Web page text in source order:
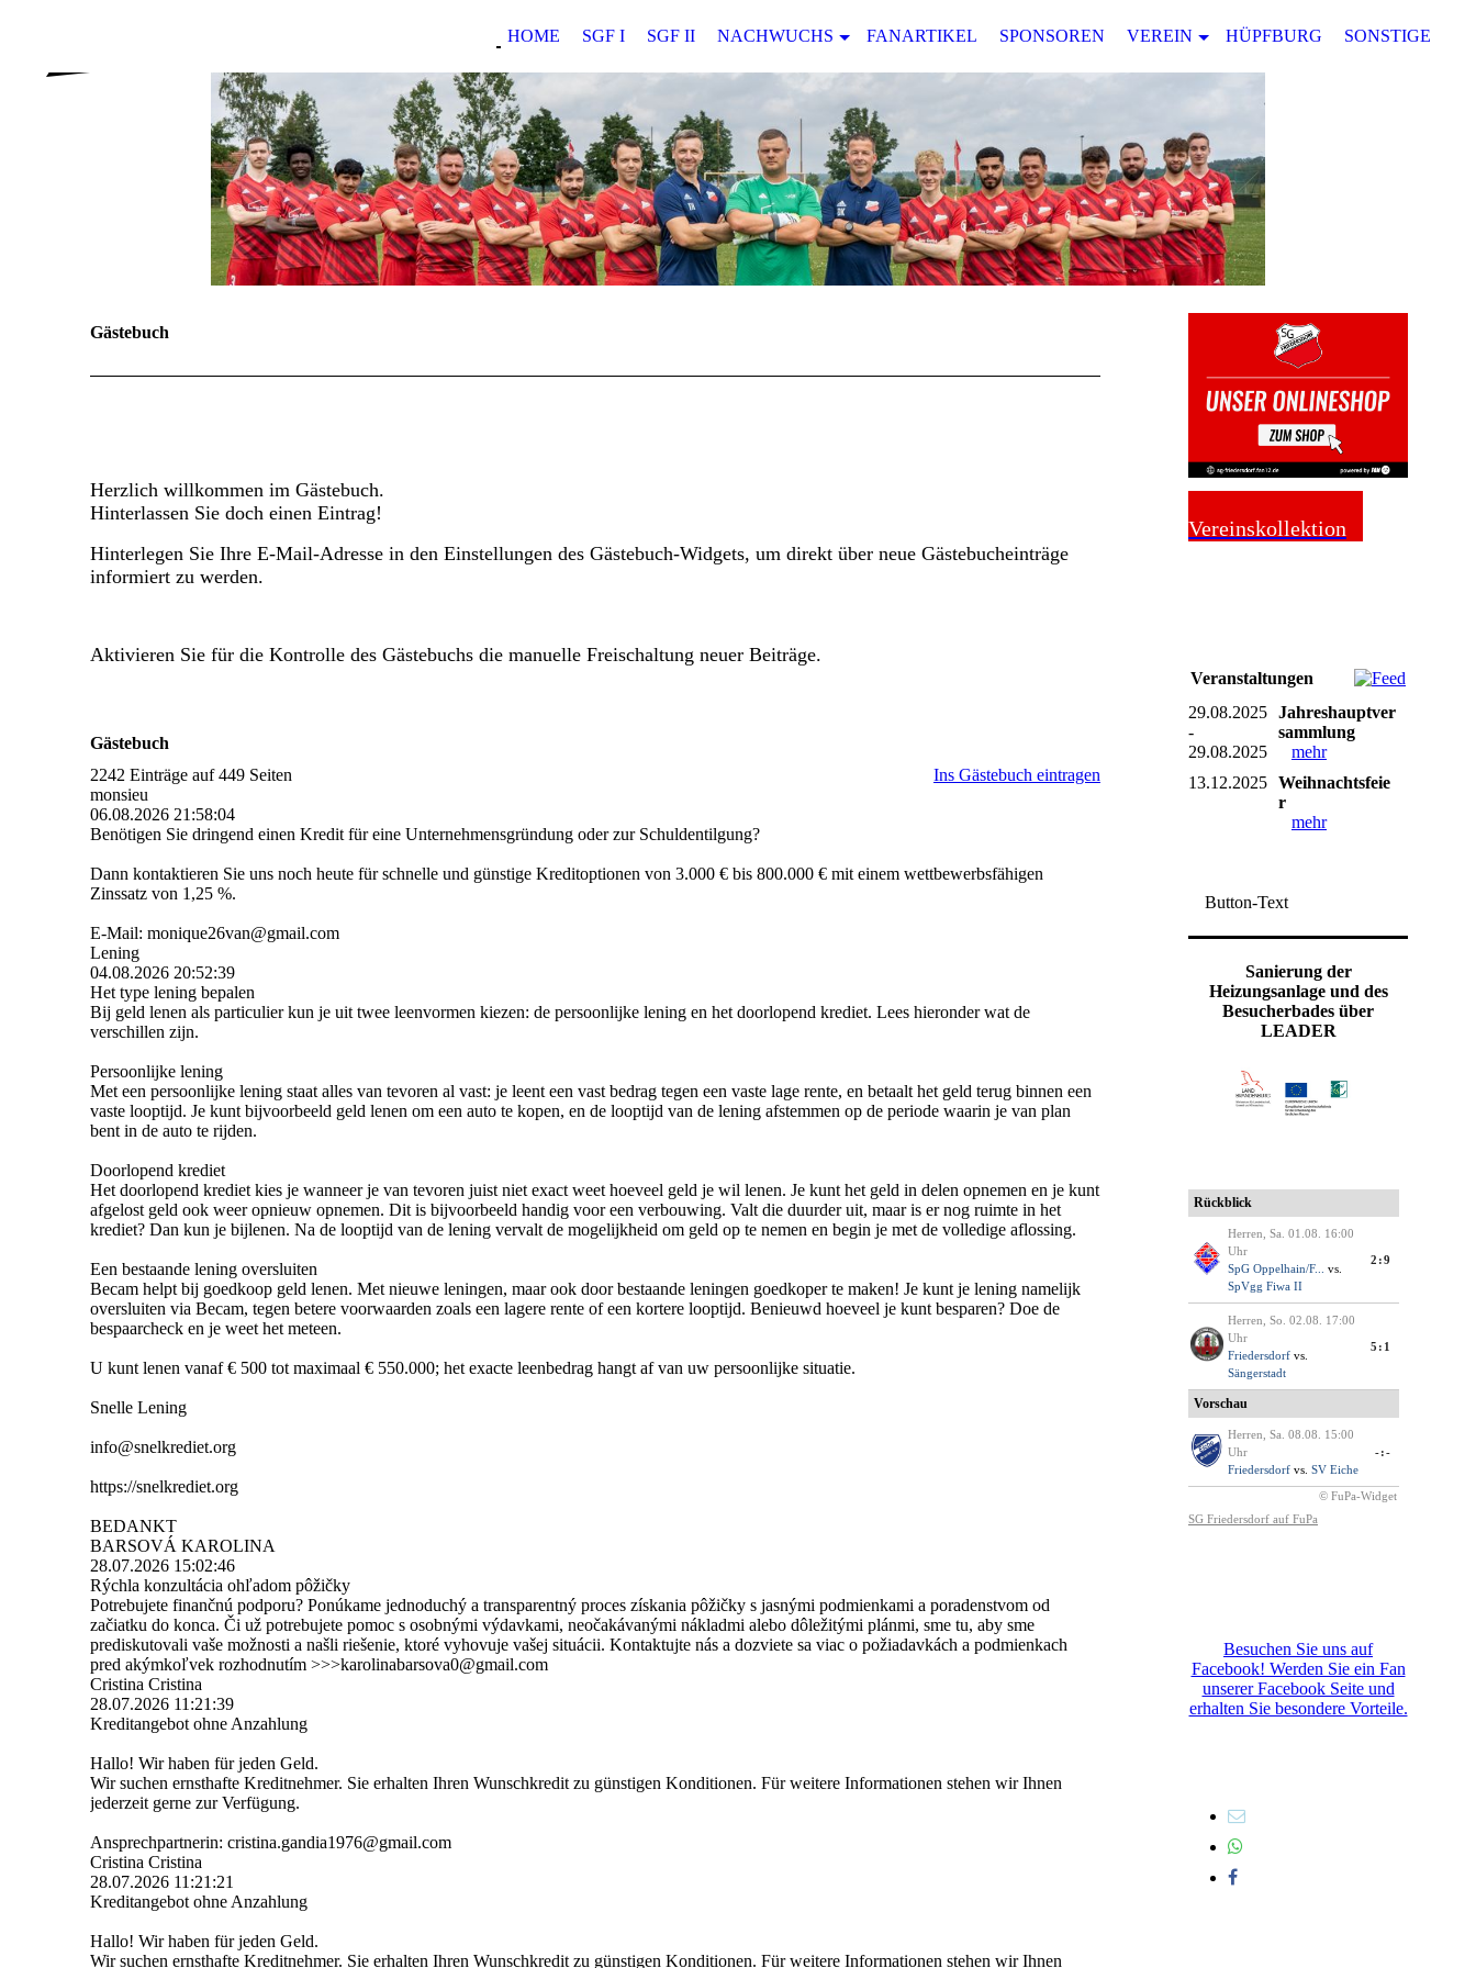
HOME SGF I SGF II NACHWUCHS FANARTIKEL SPONSOREN VEREIN HÜPFBURG SONSTIGES
Gästebuch
Herzlich willkommen im Gästebuch.
Hinterlassen Sie doch einen Eintrag!
Hinterlegen Sie Ihre E-Mail-Adresse in den Einstellungen des Gästebuch-Widgets, um direkt über neue Gästebucheinträge
informiert zu werden.
Aktivieren Sie für die Kontrolle des Gästebuchs die manuelle Freischaltung neuer Beiträge.
Gästebuch
2242 Einträge auf 449 Seiten
Ins Gästebuch eintragen
monsieu
06.08.2026 21:58:04
Benötigen Sie dringend einen Kredit für eine Unternehmensgründung oder zur Schuldentilgung?
Dann kontaktieren Sie uns noch heute für schnelle und günstige Kreditoptionen von 3.000 € bis 800.000 € mit einem wettbewerbsfähigen
Zinssatz von 1,25 %.
E-Mail: monique26van@gmail.com
Lening
04.08.2026 20:52:39
Het type lening bepalen
Bij geld lenen als particulier kun je uit twee leenvormen kiezen: de persoonlijke lening en het doorlopend krediet. Lees hieronder wat de
verschillen zijn.
Persoonlijke lening
Met een persoonlijke lening staat alles van tevoren al vast: je leent een vast bedrag tegen een vaste lage rente, en betaalt het geld terug binnen een
vaste looptijd. Je kunt bijvoorbeeld geld lenen om een auto te kopen, en de looptijd van de lening afstemmen op de periode waarin je van plan
bent in de auto te rijden.
Doorlopend krediet
Het doorlopend krediet kies je wanneer je van tevoren juist niet exact weet hoeveel geld je wil lenen. Je kunt het geld in delen opnemen en je kunt
afgelost geld ook weer opnieuw opnemen. Dit is bijvoorbeeld handig voor een verbouwing. Valt die duurder uit, maar is er nog ruimte in het
krediet? Dan kun je bijlenen. Na de looptijd van de lening vervalt de mogelijkheid om geld op te nemen en begin je met de volledige aflossing.
Een bestaande lening oversluiten
Becam helpt bij goedkoop geld lenen. Met nieuwe leningen, maar ook door bestaande leningen goedkoper te maken! Je kunt je lening namelijk
oversluiten via Becam, tegen betere voorwaarden zoals een lagere rente of een kortere looptijd. Benieuwd hoeveel je kunt besparen? Doe de
bespaarcheck en je weet het meteen.
U kunt lenen vanaf € 500 tot maximaal € 550.000; het exacte leenbedrag hangt af van uw persoonlijke situatie.
Snelle Lening
info@snelkrediet.org
https://snelkrediet.org
BEDANKT
BARSOVÁ KAROLINA
28.07.2026 15:02:46
Rýchla konzultácia ohľadom pôžičky
Potrebujete finančnú podporu? Ponúkame jednoduchý a transparentný proces získania pôžičky s jasnými podmienkami a poradenstvom od
začiatku do konca. Či už potrebujete pomoc s osobnými výdavkami, neočakávanými nákladmi alebo dôležitými plánmi, sme tu, aby sme
prediskutovali vaše možnosti a našli riešenie, ktoré vyhovuje vašej situácii. Kontaktujte nás a dozviete sa viac o požiadavkách a podmienkach
pred akýmkoľvek rozhodnutím >>>karolinabarsova0@­gmail.­com
Cristina Cristina
28.07.2026 11:21:39
Kreditangebot ohne Anzahlung
Hallo! Wir haben für jeden Geld.
Wir suchen ernsthafte Kreditnehmer. Sie erhalten Ihren Wunschkredit zu günstigen Konditionen. Für weitere Informationen stehen wir Ihnen
jederzeit gerne zur Verfügung.
Ansprechpartnerin: cristina.­gandia1976@­gmail.­com
Cristina Cristina
28.07.2026 11:21:21
Kreditangebot ohne Anzahlung
Hallo! Wir haben für jeden Geld.
Wir suchen ernsthafte Kreditnehmer. Sie erhalten Ihren Wunschkredit zu günstigen Konditionen. Für weitere Informationen stehen wir Ihnen
Vereinskollektion
Veranstaltungen
29.08.2025
-
29.08.2025
Jahreshauptver
sammlung
mehr
13.12.2025 Weihnachtsfeie
r
mehr
Button-Text
Sanierung der
Heizungsanlage und des
Besucherbades über
LEADER
Besuchen Sie uns auf
Facebook! Werden Sie ein Fan
unserer Facebook Seite und
erhalten Sie besondere Vorteile.